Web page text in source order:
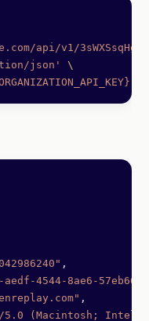
api/v1/
json'
\
,
aedf-4544-8ae6-
,
(Macintosh; Intel